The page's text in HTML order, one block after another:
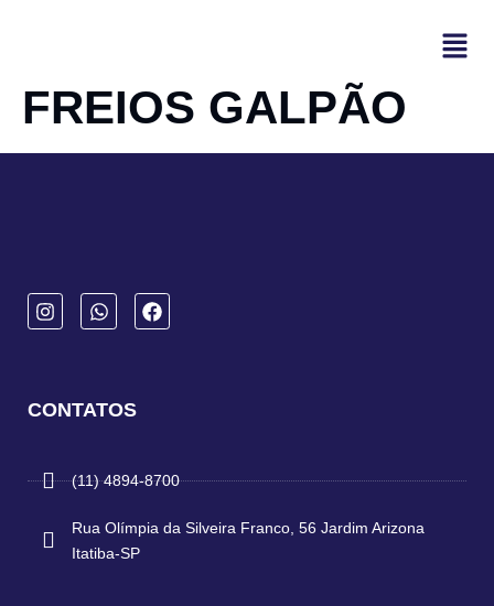
FREIOS GALPÃO
CONTATOS
(11) 4894-8700
Rua Olímpia da Silveira Franco, 56 Jardim Arizona
Itatiba-SP